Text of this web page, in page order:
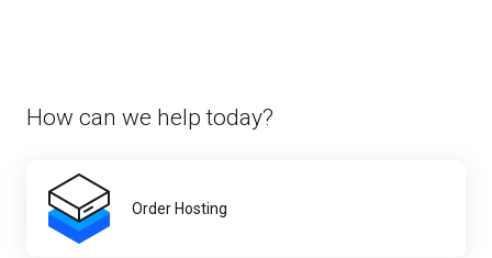
How can we help today?
Order Hosting